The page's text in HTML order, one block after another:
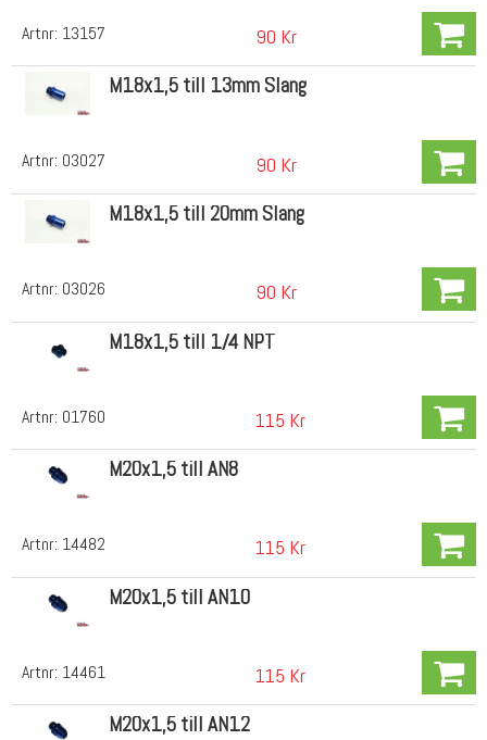
Artnr: 13157 90 Kr
Artnr: 03027
M18x1,5 till 13mm Slang
90 Kr
Artnr: 03026
M18x1,5 till 20mm Slang
90 Kr
Artnr: 01760
M18x1,5 till 1/4 NPT
115 Kr
Artnr: 14482
M20x1,5 till AN8
115 Kr
Artnr: 14461
M20x1,5 till AN10
115 Kr
M20x1,5 till AN12